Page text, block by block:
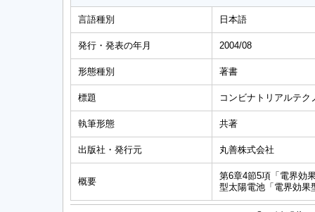
言語種別 日本語
発行・発表の年月 2004/08
形態種別 著書
標題 コンビナトリアルテ
執筆形態 共著
出版社・発行元 丸善株式会社
概要
第6章4節5項「電界効
型太陽電池「電界効果